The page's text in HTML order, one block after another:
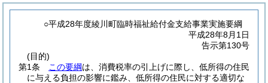
○平成28年度綾川町臨時福祉給付金支給事業実施要綱
平成28年8月1日
告示第130号
(目的)
第1条
この要綱は、消費税率の引上げに際し、低所得の住民
に与える負担の影響に鑑み、低所得の住民に対する適切な